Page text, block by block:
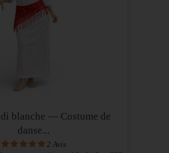
blanche — Costume de
danse...
2 Avis